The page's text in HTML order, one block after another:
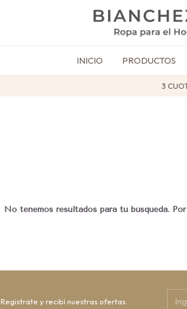
INICIO PRODUCTOS
3
No tenemos resultados para tu búsqueda.
Registrate y recibí nuestras ofertas.